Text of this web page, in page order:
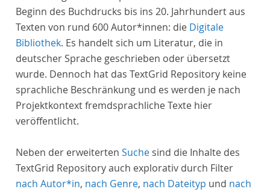
Beginn des Buchdrucks bis ins 20. Jahrhundert aus
Texten von rund 600 Autor*innen: die Digitale
Bibliothek. Es handelt sich um Literatur, die in
deutscher Sprache geschrieben oder übersetzt
wurde. Dennoch hat das TextGrid Repository keine
sprachliche Beschränkung und es werden je nach
Projektkontext fremdsprachliche Texte hier
veröffentlicht.
Neben der erweiterten Suche sind die Inhalte des
TextGrid Repository auch explorativ durch Filter
nach Autor*in, nach Genre, nach Dateityp und nach